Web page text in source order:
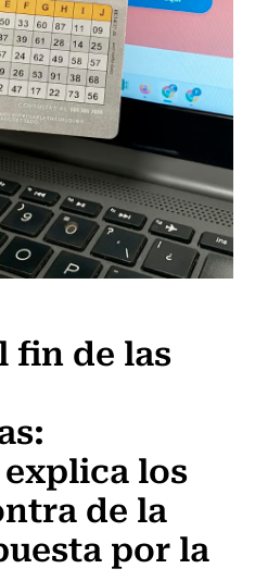
fin de las
los
de la
por la